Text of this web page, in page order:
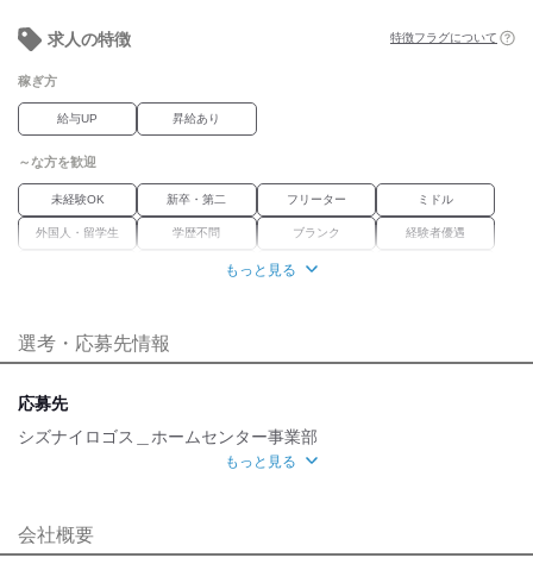
10,000円/月
独身者：40,000円
既婚者：60,000円/年
・住宅手当
独身者：10,000円
既婚者：12,000円/月
・家族手当
子1人目：8,000円、子2人目：4,000円、
※家族手当は試用期間終了後に対象になります。
・完全週休2日制
・年間休日108日
・車通勤可能（無料駐車場あり）
・再雇用制度あり（65歳）
・試用期間あり（3ヵ月・同条件）
求人の特徴 特徴フラグについて
稼ぎ方
給与UP 昇給あり
～な方を歓迎
未経験OK 新卒・第二 フリーター ミドル
外国人・留学生 学歴不問 ブランク 経験者優遇
資格習得
職場環境
まかない
自分らしい恰好
もっと見る
選考・応募先情報
応募先
シズナイロゴス＿ホームセンター事業部
「バイトル」を見てと言って頂けるとスムーズです。
もっと見る
会社概要